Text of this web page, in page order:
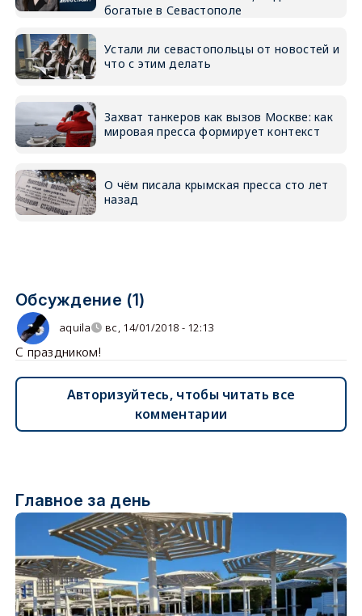
богатые в Севастополе
Устали ли севастопольцы от новостей и
что с этим делать
Захват танкеров как вызов Москве: как
мировая пресса формирует контекст
О чём писала крымская пресса сто лет
назад
Обсуждение (1)
aquila вс, 14/01/2018 - 12:13
С праздником!
Авторизуйтесь, чтобы читать все
комментарии
Главное за день